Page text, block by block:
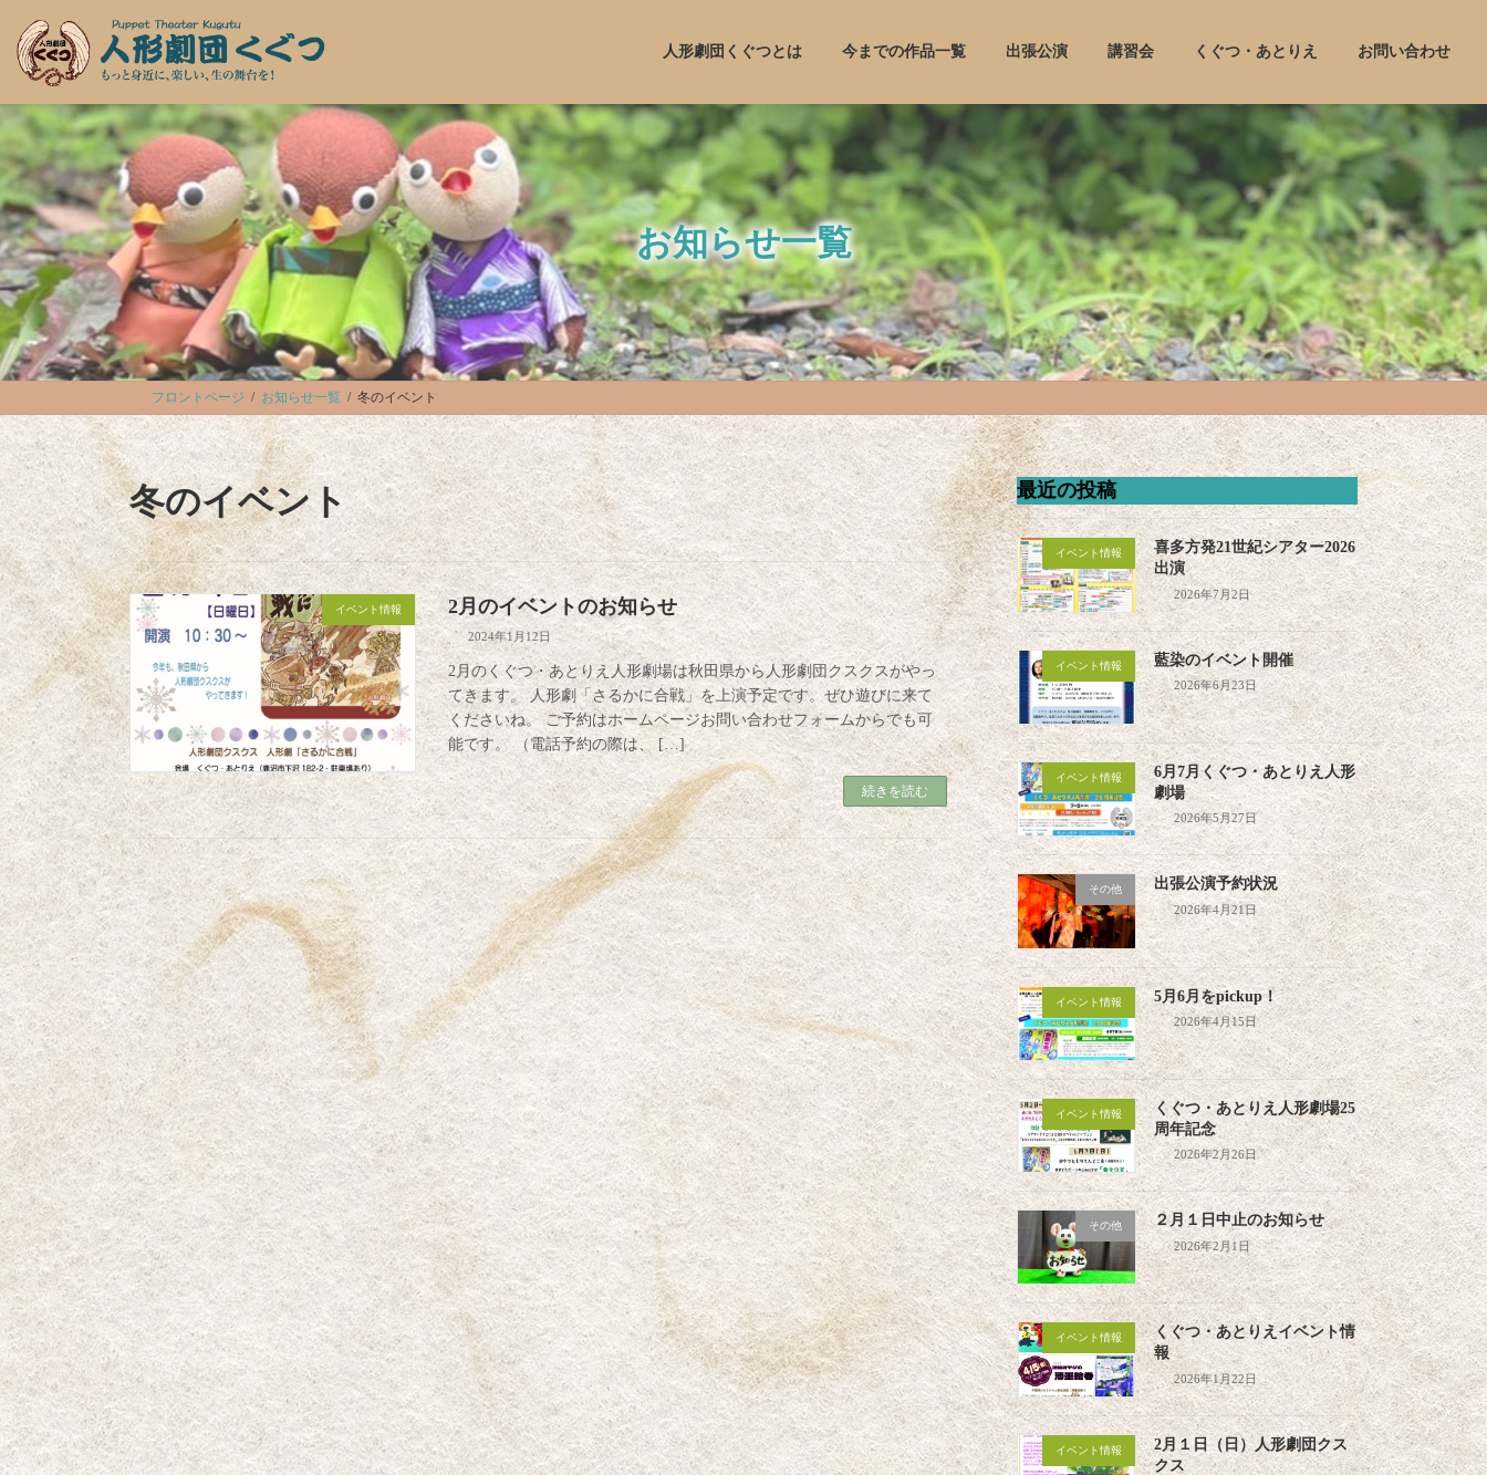
ツ
キ
ッ
プ
シ
に
移
動
人形劇団くぐつとは 今までの作品一覧 出張公演 講習会 くぐつ・あとりえ お問い合わせ
お知らせ一覧
フロントページ お知らせ一覧 冬のイベント
冬のイベント
イベント情報 2月のイベントのお知らせ
2024年1月12日
2月のくぐつ・あとりえ人形劇場は秋田県から人形劇団クスクスがやっ
てきます。 人形劇「さるかに合戦」を上演予定です。ぜひ遊びに来て
くださいね。 ご予約はホームページお問い合わせフォームからでも可
能です。 （電話予約の際は、 […]
続きを読む
最近の投稿
イベント情報
喜多方発21世紀シアター2026
出演
2026年7月2日
イベント情報 藍染のイベント開催
2026年6月23日
イベント情報
6月7月くぐつ・あとりえ人形
劇場
2026年5月27日
その他 出張公演予約状況
2026年4月21日
イベント情報 5月6月をpickup！
2026年4月15日
イベント情報
くぐつ・あとりえ人形劇場25
周年記念
2026年2月26日
その他 ２月１日中止のお知らせ
2026年2月1日
イベント情報
くぐつ・あとりえイベント情
報
2026年1月22日
イベント情報
2月１日（日）人形劇団クス
クス